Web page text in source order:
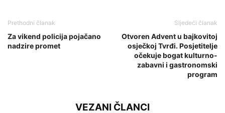
Prethodni članak
Za vikend policija pojačano
nadzire promet
Sljedeći članak
Otvoren Advent u bajkovitoj
osječkoj Tvrđi. Posjetitelje
očekuje bogat kulturno-
zabavni i gastronomski
program
VEZANI ČLANCI